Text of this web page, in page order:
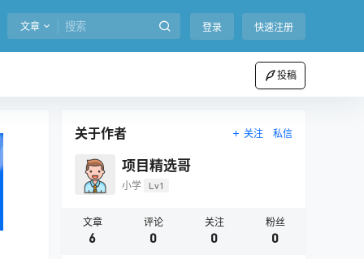
文章 登录 快速注册
投稿
关于作者 关注 私信
项目精选哥
小学 Lv1
文章
6
评论
0
关注
0
粉丝
0